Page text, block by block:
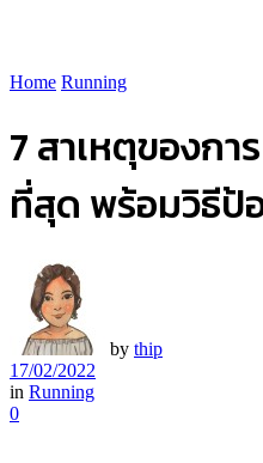
Home Running
7 สาเหตุของก
ที่สุด พร้อมวิธีป้
by thip
17/02/2022
in Running
0